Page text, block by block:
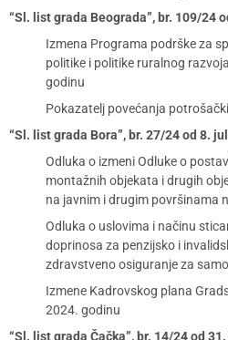
“Sl. list grada Beograda”, br. 109/24
Izmena Programa podrške za
politike i politike ruralnog
godinu
Pokazatelj povećanja
“Sl. list grada Bora”, br. 27/24 od 8.
Odluka o izmeni Odluke o
montažnih objekata i drugih
na javnim i drugim površinama
Odluka o uslovima i načinu
doprinosa za penzijsko i
zdravstveno osiguranje za
Izmene Kadrovskog plana
2024. godinu
“Sl. list grada Čačka”, br. 14/24 od